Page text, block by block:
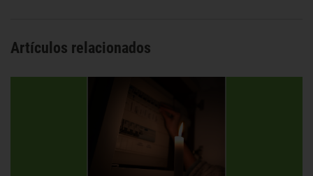
Artículos relacionados